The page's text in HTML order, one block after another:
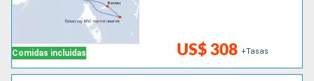
Comidas incluidas US$ 308 +Tasas